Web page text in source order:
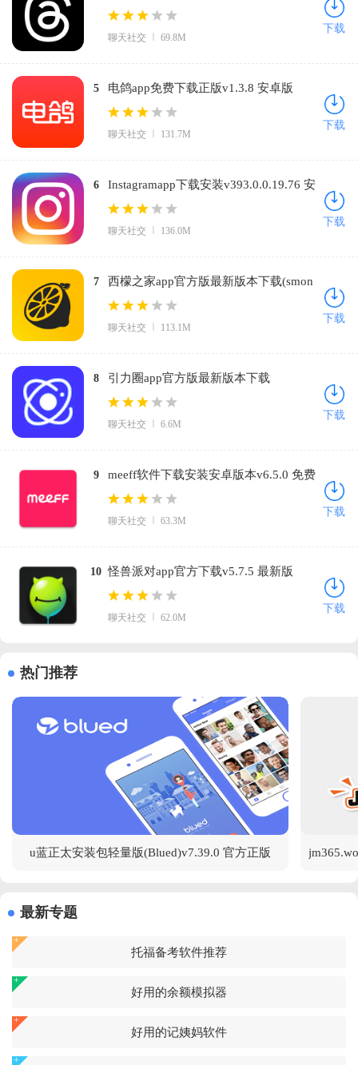
安卓版
聊天社交 69.8M
下载
5 电鸽app免费下载正版v1.3.8 安卓版
聊天社交 131.7M
下载
6
Instagramapp下载安装v393.0.0.19.76 安
卓版
聊天社交 136.0M
下载
7
西檬之家app官方版最新版本下载(smon
の家)v3.9.0 官方正版
聊天社交 113.1M
下载
8
引力圈app官方版最新版本下载
(UniFans)v25101618 官方正版
聊天社交 6.6M
下载
9
meeff软件下载安装安卓版本v6.5.0 免费
版
聊天社交 63.3M
下载
10 怪兽派对app官方下载v5.7.5 最新版
聊天社交 62.0M
下载
热门推荐
u蓝正太安装包轻量版(Blued)v7.39.0 官方正版
最新专题
托福备考软件推荐
好用的余额模拟器
好用的记姨妈软件